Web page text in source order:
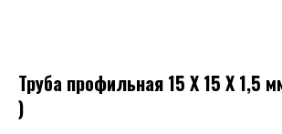
Труба профильная 15 Х 15 Х 1,5
)